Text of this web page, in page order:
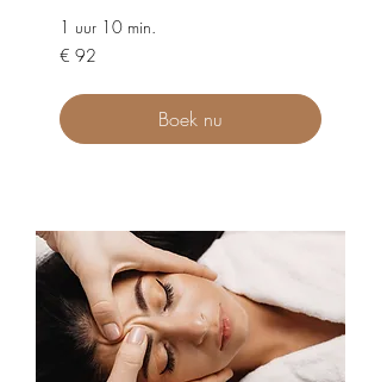
1 uur 10 min.
92
euro
€ 92
Boek nu